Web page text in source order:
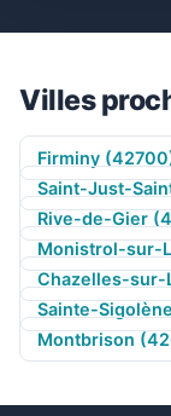
Villes
Firminy
Saint-Just-
Rive-de-Gier
Monistrol-sur-
Chazelles-sur-
Sainte-
Montbrison